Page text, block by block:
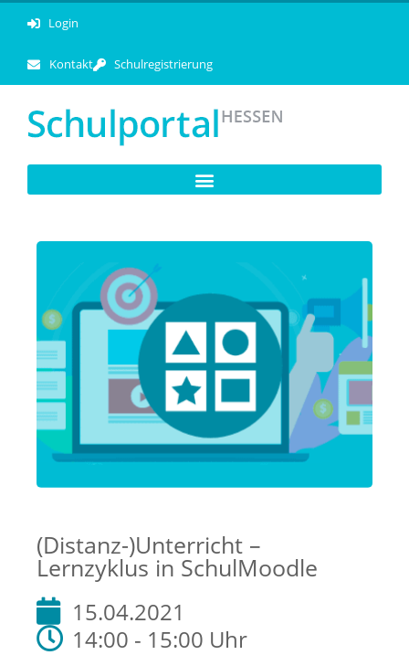
Login
Kontakt Schulregistrierung
(Distanz-)Unterricht –
Lernzyklus in SchulMoodle
15.04.2021
14:00 - 15:00 Uhr